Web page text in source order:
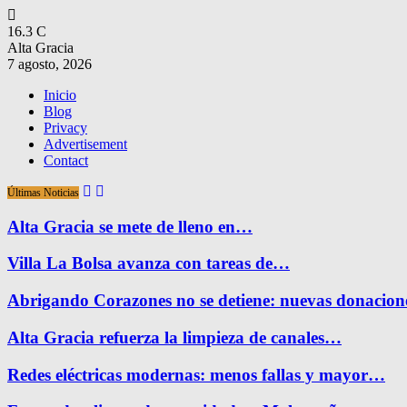
16.3 C
Alta Gracia
7 agosto, 2026
Inicio
Blog
Privacy
Advertisement
Contact
Últimas Noticias
Alta Gracia se mete de lleno en…
Villa La Bolsa avanza con tareas de…
Abrigando Corazones no se detiene: nuevas
Alta Gracia refuerza la limpieza de canales…
Redes eléctricas modernas: menos fallas y mayor…